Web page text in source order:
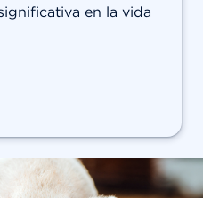
en la vida